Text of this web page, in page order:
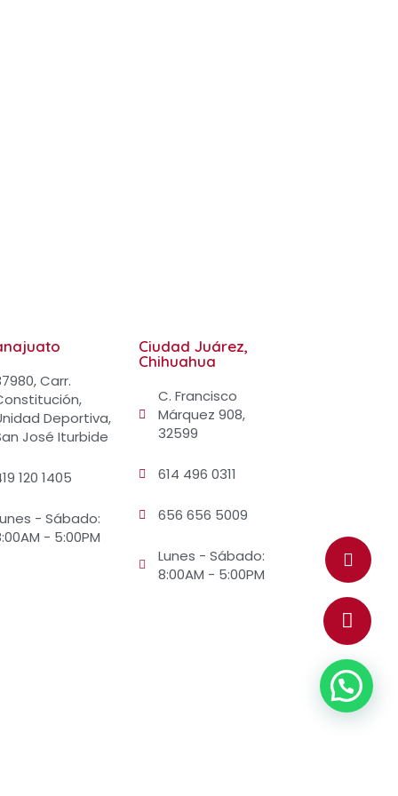
Carr.
Deportiva,
José Iturbide
120 1405
- Sábado:
- 5:00PM
Ciudad Juárez,
Chihuahua
C. Francisco
Márquez 908,
32599
614 496 0311
656 656 5009
Lunes - Sábado:
8:00AM - 5:00PM